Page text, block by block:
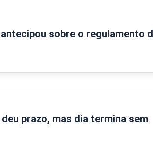
sobre o regulamento
prazo, mas dia termina sem